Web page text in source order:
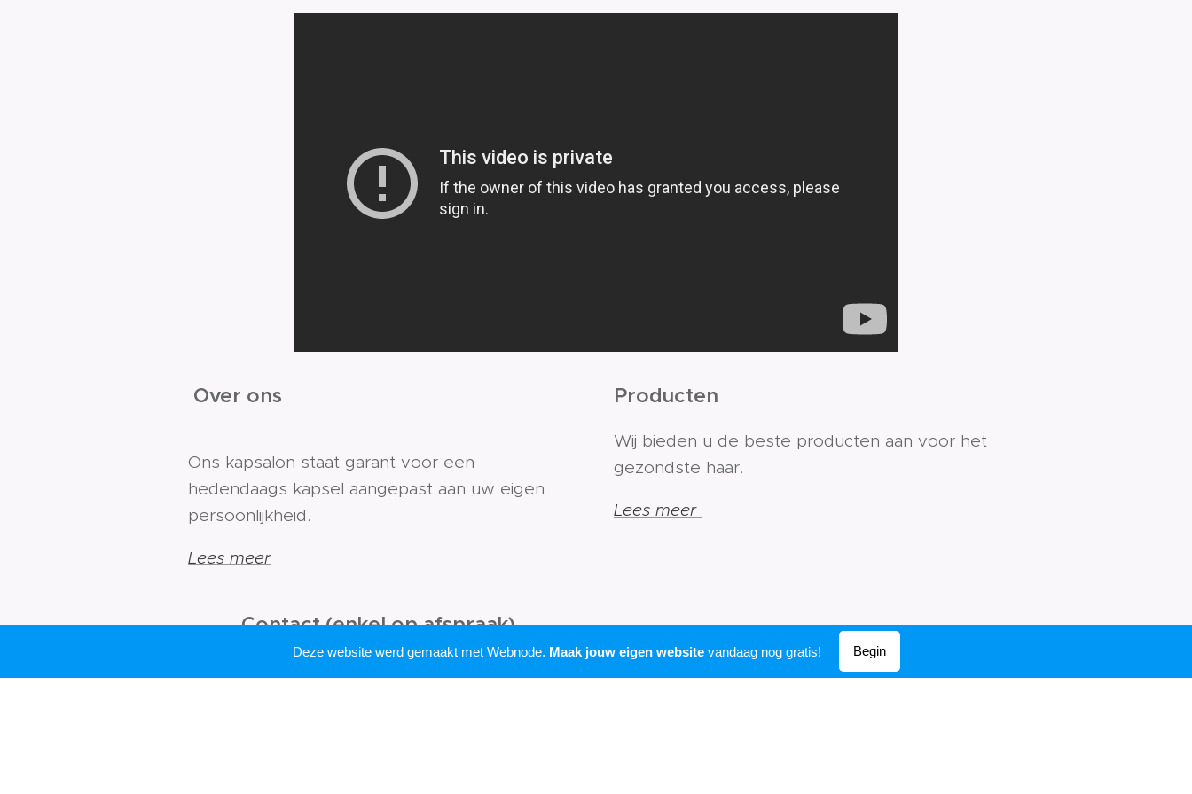
Over ons
Ons kapsalon staat garant voor een
hedendaags kapsel aangepast aan uw eigen
persoonlijkheid.
Lees meer
Producten
Wij bieden u de beste producten aan voor het
gezondste haar.
Lees meer
Contact (enkel op afspraak)
Deze website werd gemaakt met Webnode. Maak jouw eigen websitevandaag nog gratis! Begin